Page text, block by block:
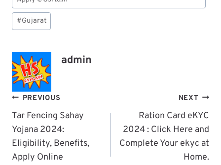
#Gujarat
admin
Post
Navigation
PREVIOUS
Tar Fencing Sahay
Yojana 2024:
Eligibility, Benefits,
Apply Online
NEXT
Ration Card eKYC
2024 : Click Here and
Complete Your ekyc at
Home.